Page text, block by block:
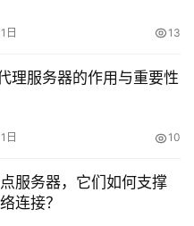
日 13
理服务器的作用与重要性
日 10
服务器，它们如何支撑
连接？